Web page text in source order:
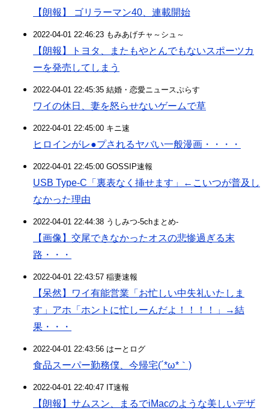
【朗報】 ゴリラーマン40、連載開始
2022-04-01 22:46:23 もみあげチャ～シュ～
【朗報】トヨタ、またもやとんでもないスポーツカ
ーを発売してしまう
2022-04-01 22:45:35 結婚・恋愛ニュースぷらす
ワイの休日、妻を怒らせないゲームで草
2022-04-01 22:45:00 キニ速
ヒロインがレ●プされるヤバい一般漫画・・・・
2022-04-01 22:45:00 GOSSIP速報
USB Type-C「裏表なく挿せます」←こいつが普及し
なかった理由
2022-04-01 22:44:38 うしみつ-5chまとめ-
【画像】交尾できなかったオスの悲惨過ぎる末
路・・・
2022-04-01 22:43:57 稲妻速報
【呆然】ワイ有能営業「お忙しい中失礼いたしま
す」アホ「ホントに忙しーんだよ！！！！」→結
果・・・
2022-04-01 22:43:56 はーとログ
食品スーパー勤務僕、今帰宅(´*ω*｀)
2022-04-01 22:40:47 IT速報
【朗報】サムスン、まるでiMacのような美しいデザ